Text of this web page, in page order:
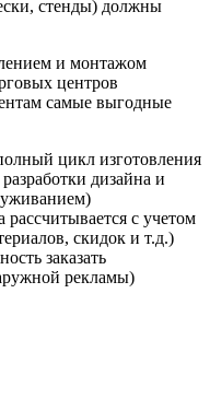
стенды) должны
и монтажом
центров
самые выгодные
цикл изготовления
дизайна и
рассчитывается с учетом
скидок и т.д.)
заказать
рекламы)